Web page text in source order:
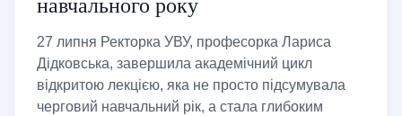
навчального року
27 липня Ректорка УВУ, професорка Лариса
Дідковська, завершила академічний цикл
відкритою лекцією, яка не просто підсумувала
черговий навчальний рік, а стала глибоким